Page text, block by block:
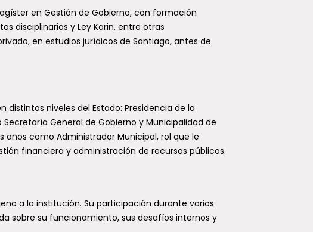
en Gestión de Gobierno, con formación
disciplinarios y Ley Karin, entre otras
en estudios jurídicos de Santiago, antes de
niveles del Estado: Presidencia de la
General de Gobierno y Municipalidad de
como Administrador Municipal, rol que le
financiera y administración de recursos públicos.
a la institución. Su participación durante varios
sobre su funcionamiento, sus desafíos internos y